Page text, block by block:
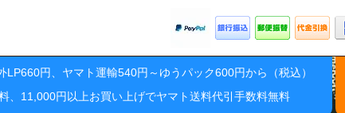
円、ヤマト運輸540円～ゆうパック600円から（税込）
、11,000円以上お買い上げでヤマト送料代引手数料無料